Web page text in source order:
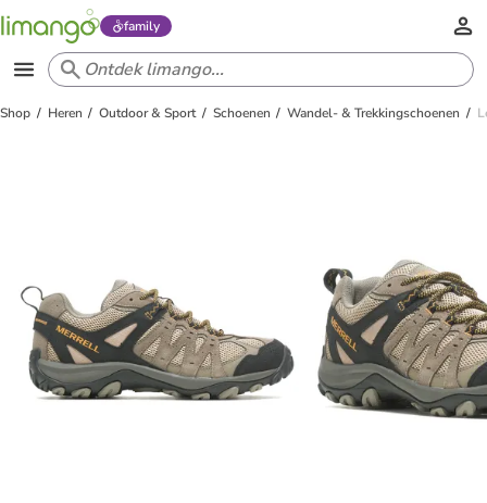
family
Shop Heren Outdoor & Sport Schoenen Wandel- & Trekkingschoenen